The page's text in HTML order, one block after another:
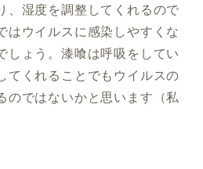
、湿度を調整してくれるので
はウイルスに感染しやすくな
しょう。漆喰は呼吸をしてい
てくれることでもウイルスの
のではないかと思います（私